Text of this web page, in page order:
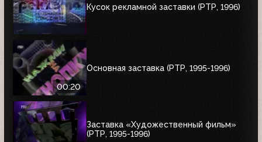
Кусок рекламной заставки (РТР, 1996)
00:20
Основная заставка (РТР, 1995-1996)
Заставка «Художественный фильм»
(РТР, 1995-1996)